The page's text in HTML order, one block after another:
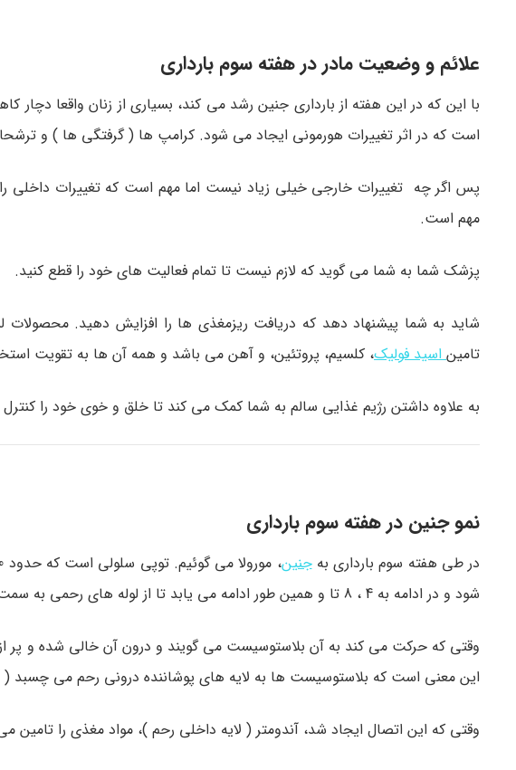
علائم و وضعیت مادر در هفته سوم بارداری
با این که در این هفته از بارداری جنین رشد می کند، بسیاری از زنان واقعا
است که در اثر تغییرات هورمونی ایجاد می شود. کرامپ ها ( گرفتگی ها ) و
پس اگر چه تغییرات خارجی خیلی زیاد نیست اما مهم است که تغییرات داخلی را
مهم است.
پزشک شما به شما می گوید که لازم نیست تا تمام فعالیت های خود را قطع کنید.
شاید به شما پیشنهاد دهد که دریافت ریزمغذی ها را افزایش دهید. محصولات
تامیناسید فولیک، کلسیم، پروتئین، و آهن می باشد و همه آن ها به تقویت
به علاوه داشتن رژیم غذایی سالم به شما کمک می کند تا خلق و خوی خود را
نمو جنین در هفته سوم بارداری
در طی هفته سوم بارداری بهجنین
شود و در ادامه به 4 ، 8 تا و همین طور ادامه می یابد تا از لوله های رحمی به سمت رحم حرکت کند.
وقتی که حرکت می کند به آن بلاستوسیست می گویند و درون آن خالی شده و پر
این معنی است که بلاستوسیست ها به لایه های پوشاننده درونی رحم می چسبد (
وقتی که این اتصال ایجاد شد، آندومتر ( لایه داخلی رحم )، مواد مغذی را تامین